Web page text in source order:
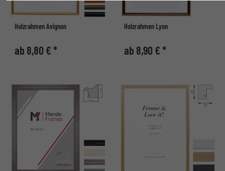
Holzrahmen Avignon
ab 8,80 € *
Holzrahmen Lyon
ab 8,90 € *